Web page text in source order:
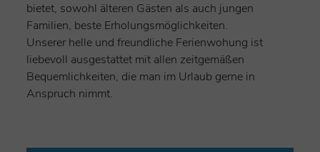
bietet, sowohl älteren Gästen als auch jungen
Familien, beste Erholungsmöglichkeiten.
Unserer helle und freundliche Ferienwohung ist
liebevoll ausgestattet mit allen zeitgemäßen
Bequemlichkeiten, die man im Urlaub gerne in
Anspruch nimmt.